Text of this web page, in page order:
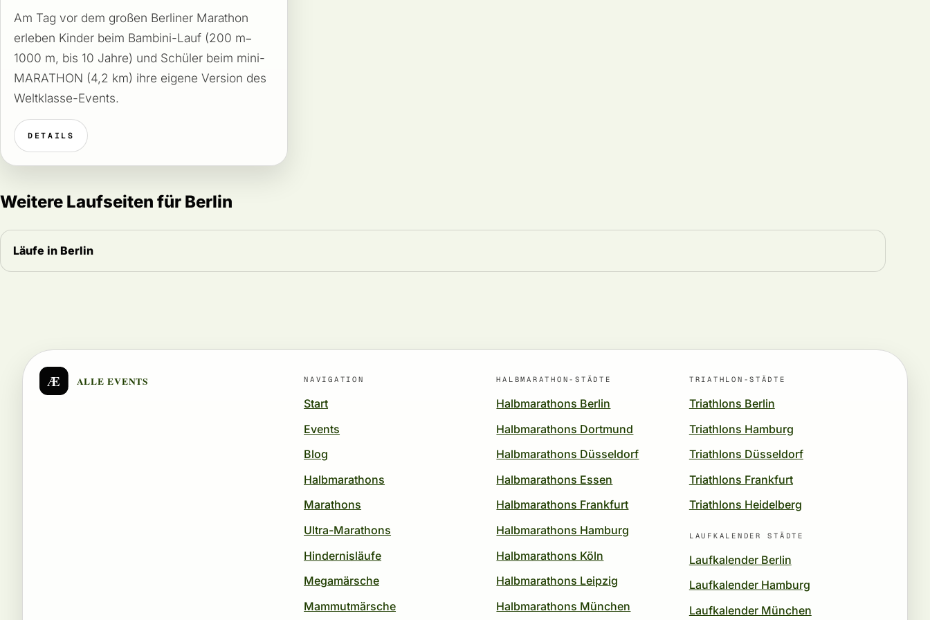
Am Tag vor dem großen Berliner Marathon
erleben Kinder beim Bambini-Lauf (200 m–
1000 m, bis 10 Jahre) und Schüler beim mini-
MARATHON (4,2 km) ihre eigene Version des
Weltklasse-Events.
DETAILS
Weitere Laufseiten für Berlin
Läufe in Berlin
Æ ALLE EVENTS NAVIGATION
Start
Events
Blog
Halbmarathons
Marathons
Ultra-Marathons
Hindernisläufe
Megamärsche
Mammutmärsche
HALBMARATHON-STÄDTE
Halbmarathons Berlin
Halbmarathons Dortmund
Halbmarathons Düsseldorf
Halbmarathons Essen
Halbmarathons Frankfurt
Halbmarathons Hamburg
Halbmarathons Köln
Halbmarathons Leipzig
Halbmarathons München
TRIATHLON-STÄDTE
Triathlons Berlin
Triathlons Hamburg
Triathlons Düsseldorf
Triathlons Frankfurt
Triathlons Heidelberg
LAUFKALENDER STÄDTE
Laufkalender Berlin
Laufkalender Hamburg
Laufkalender München